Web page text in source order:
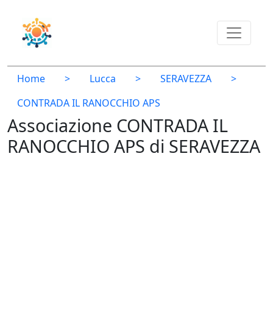
Home > Lucca > SERAVEZZA
>
CONTRADA IL RANOCCHIO APS
Associazione CONTRADA IL
RANOCCHIO APS di SERAVEZZA